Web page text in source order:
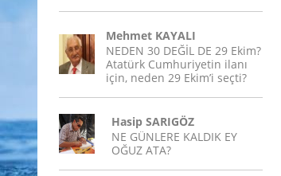
Mehmet KAYALI
NEDEN 30 DEĞİL DE 29 Ekim?
Atatürk Cumhuriyetin ilanı
için, neden 29 Ekim’i seçti?
Hasip SARIGÖZ
NE GÜNLERE KALDIK EY
OĞUZ ATA?